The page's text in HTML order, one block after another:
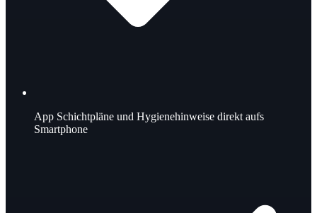
App Schichtpläne und Hygienehinweise direkt aufs
Smartphone